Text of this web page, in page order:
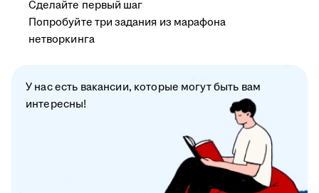
Сделайте первый шаг
Попробуйте три задания из марафона
нетворкинга
У нас есть вакансии, которые могут быть вам
интересны!